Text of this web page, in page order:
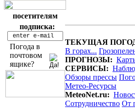
посетителям
подписка:
Погода в
почтовом
ящике?
ТЕКУЩАЯ
В горах...
ПРОГНОЗЫ:
СЕРВИСЫ:
Обзоры прессы
Метео-Ресурсы
MeteoNet.ru:
Сотрудничество От